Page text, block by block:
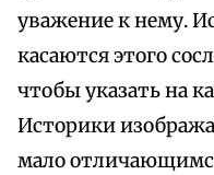
уважение к нему.
касаются этого
чтобы указать на
Историки
мало